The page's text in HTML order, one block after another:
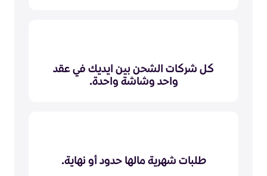
كل شركات الشحن بين ايديك في عقد
واحد وشاشة واحدة.
طلبات شهرية مالها حدود أو نهاية.